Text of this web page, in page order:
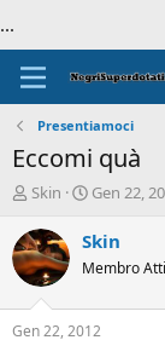
...
Presentiamoci
Eccomi quà
T
r
e
a
d
Skin
S
a
t
a
Gen 22,
Skin
Membro
Gen 22, 2012